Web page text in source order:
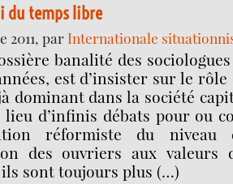
du temps libre
2011, parInternationale
banalité des
est d’insister sur le
dominant dans la société
lieu d’infinis débats pour ou
réformiste du
des ouvriers aux valeurs
ils sont toujours plus (…)